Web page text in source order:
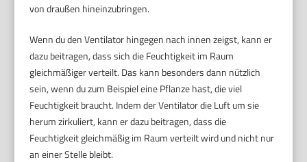
von draußen hineinzubringen.
Wenn du den Ventilator hingegen nach innen zeigst, kann er
dazu beitragen, dass sich die Feuchtigkeit im Raum
gleichmäßiger verteilt. Das kann besonders dann nützlich
sein, wenn du zum Beispiel eine Pflanze hast, die viel
Feuchtigkeit braucht. Indem der Ventilator die Luft um sie
herum zirkuliert, kann er dazu beitragen, dass die
Feuchtigkeit gleichmäßig im Raum verteilt wird und nicht nur
an einer Stelle bleibt.